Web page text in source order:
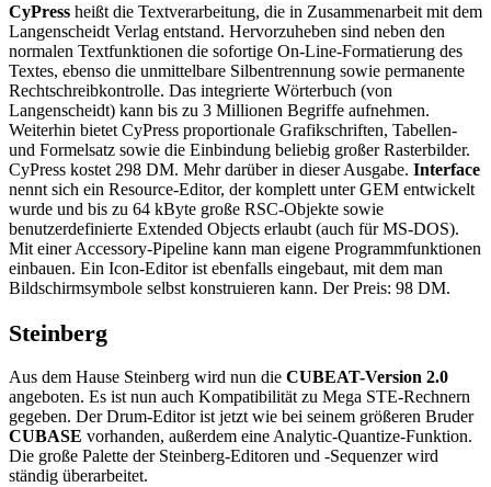
CyPress heißt die Textverarbeitung, die in Zusammenarbeit mit dem
Langenscheidt Verlag entstand. Hervorzuheben sind neben den
normalen Textfunktionen die sofortige On-Line-Formatierung des
Textes, ebenso die unmittelbare Silbentrennung sowie permanente
Rechtschreibkontrolle. Das integrierte Wörterbuch (von
Langenscheidt) kann bis zu 3 Millionen Begriffe aufnehmen.
Weiterhin bietet CyPress proportionale Grafikschriften, Tabellen-
und Formelsatz sowie die Einbindung beliebig großer Rasterbilder.
CyPress kostet 298 DM. Mehr darüber in dieser Ausgabe. Interface
nennt sich ein Resource-Editor, der komplett unter GEM entwickelt
wurde und bis zu 64 kByte große RSC-Objekte sowie
benutzerdefinierte Extended Objects erlaubt (auch für MS-DOS).
Mit einer Accessory-Pipeline kann man eigene Programmfunktionen
einbauen. Ein Icon-Editor ist ebenfalls eingebaut, mit dem man
Bildschirmsymbole selbst konstruieren kann. Der Preis: 98 DM.
Steinberg
Aus dem Hause Steinberg wird nun die CUBEAT-Version 2.0
angeboten. Es ist nun auch Kompatibilität zu Mega STE-Rechnern
gegeben. Der Drum-Editor ist jetzt wie bei seinem größeren Bruder
CUBASE vorhanden, außerdem eine Analytic-Quantize-Funktion.
Die große Palette der Steinberg-Editoren und -Sequenzer wird
ständig überarbeitet.